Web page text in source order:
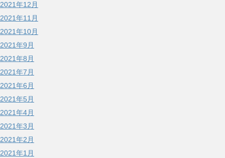
2021年12月
2021年11月
2021年10月
2021年9月
2021年8月
2021年7月
2021年6月
2021年5月
2021年4月
2021年3月
2021年2月
2021年1月